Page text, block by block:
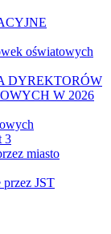
oświatowych
DYREKTORÓW
W 2026
3
miasto
przez JST